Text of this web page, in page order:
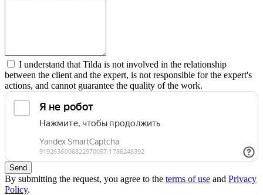
I understand that Tilda is not involved in the relationship
between the client and the expert, is not responsible for the expert's
actions, and cannot guarantee the quality of the work.
Send
By submitting the request, you agree to the terms of use and Privacy
Policy.